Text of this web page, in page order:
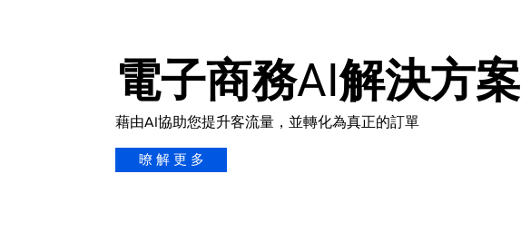
電子商務AI解決方案
藉由AI協助您提升客流量，並轉化為真正的訂單
暸 解 更 多